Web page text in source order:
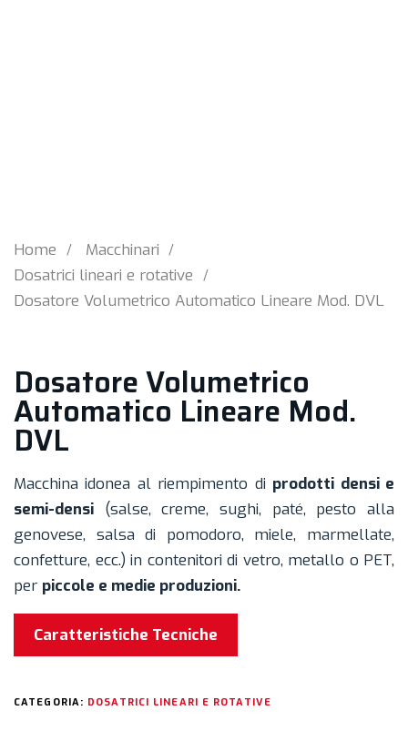
Home
Macchinari
Dosatrici lineari e rotative
Dosatore Volumetrico Automatico Lineare Mod. DVL
Dosatore Volumetrico
Automatico Lineare Mod.
DVL
Macchina idonea al riempimento di prodotti densi e
semi-densi (salse, creme, sughi, paté, pesto alla
genovese, salsa di pomodoro, miele, marmellate,
confetture, ecc.) in contenitori di vetro, metallo o PET,
per piccole e medie produzioni.
Caratteristiche Tecniche
CATEGORIA: DOSATRICI LINEARI E ROTATIVE